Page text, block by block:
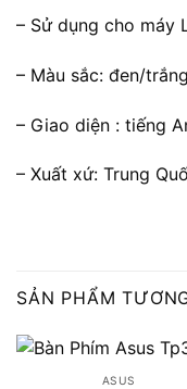
– Sử dụng cho máy
– Màu sắc: đen/trắng
– Giao diện : tiếng
– Xuất xứ: Trung
SẢN PHẨM
ASUS